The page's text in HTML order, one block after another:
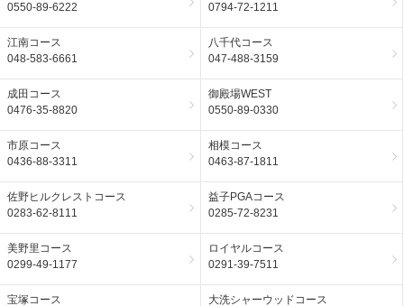
0550-89-6222
0794-72-1211
江南コース
048-583-6661
八千代コース
047-488-3159
成田コース
0476-35-8820
御殿場WEST
0550-89-0330
市原コース
0436-88-3311
相模コース
0463-87-1811
佐野ヒルクレストコース
0283-62-8111
益子PGAコース
0285-72-8231
美野里コース
0299-49-1177
ロイヤルコース
0291-39-7511
宝塚コース
大洗シャーウッドコース